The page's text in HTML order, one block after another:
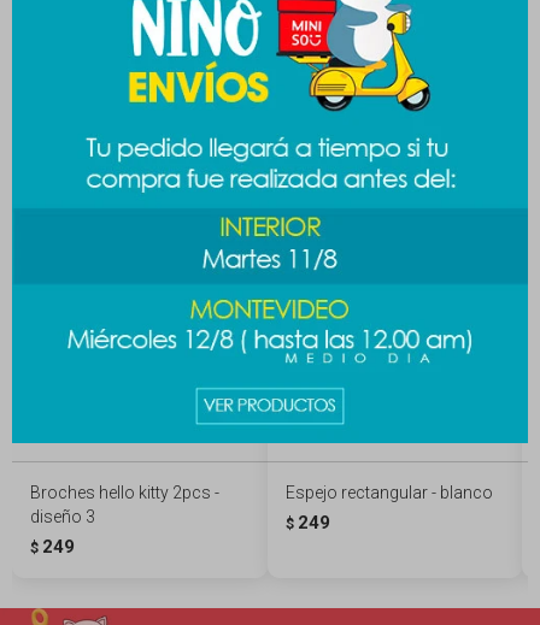
MEDIOS DE PAGO
Productos que te pueden interesar
Broches hello kitty 2pcs -
diseño 3
$ 249
Espejo rectangular - blanco
$ 249